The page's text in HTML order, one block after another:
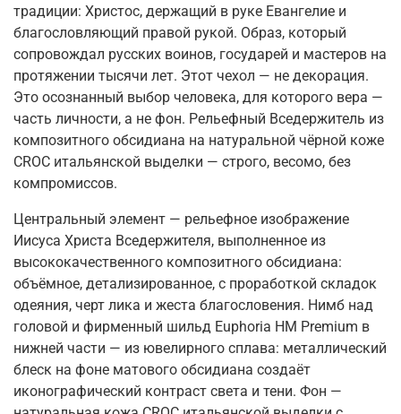
традиции: Христос, держащий в руке Евангелие и
благословляющий правой рукой. Образ, который
сопровождал русских воинов, государей и мастеров на
протяжении тысячи лет. Этот чехол — не декорация.
Это осознанный выбор человека, для которого вера —
часть личности, а не фон. Рельефный Вседержитель из
композитного обсидиана на натуральной чёрной коже
CROC итальянской выделки — строго, весомо, без
компромиссов.
Центральный элемент — рельефное изображение
Иисуса Христа Вседержителя, выполненное из
высококачественного композитного обсидиана:
объёмное, детализированное, с проработкой складок
одеяния, черт лика и жеста благословения. Нимб над
головой и фирменный шильд Euphoria HM Premium в
нижней части — из ювелирного сплава: металлический
блеск на фоне матового обсидиана создаёт
иконографический контраст света и тени. Фон —